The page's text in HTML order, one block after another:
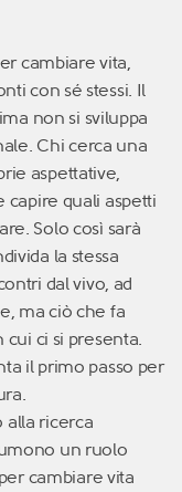
cambiare vita,
con sé stessi. Il
non si sviluppa
Chi cerca una
aspettative,
capire quali aspetti
Solo così sarà
la stessa
dal vivo, ad
ma ciò che fa
ci si presenta.
il primo passo per
alla ricerca
un ruolo
cambiare vita